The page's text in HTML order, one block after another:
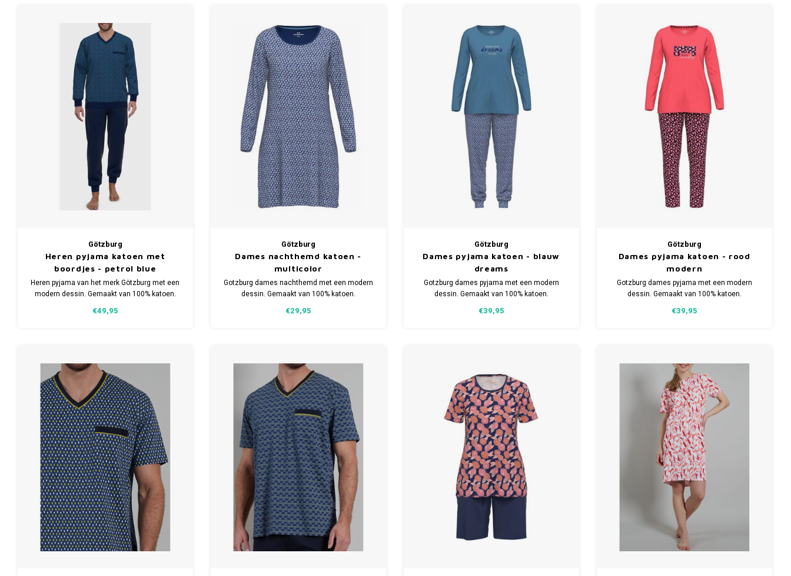
Götzburg
Heren pyjama katoen met
boordjes - petrol blue
Heren pyjama van het merk Götzburg met een
modern dessin. Gemaakt van 100% katoen.
€49,95
Götzburg
Dames nachthemd katoen -
multicolor
Gotzburg dames nachthemd met een modern
dessin. Gemaakt van 100% katoen.
€29,95
Götzburg
Dames pyjama katoen - blauw
dreams
Gotzburg dames pyjama met een modern
dessin. Gemaakt van 100% katoen.
€39,95
Götzburg
Dames pyjama katoen - rood
modern
Gotzburg dames pyjama met een modern
dessin. Gemaakt van 100% katoen.
€39,95